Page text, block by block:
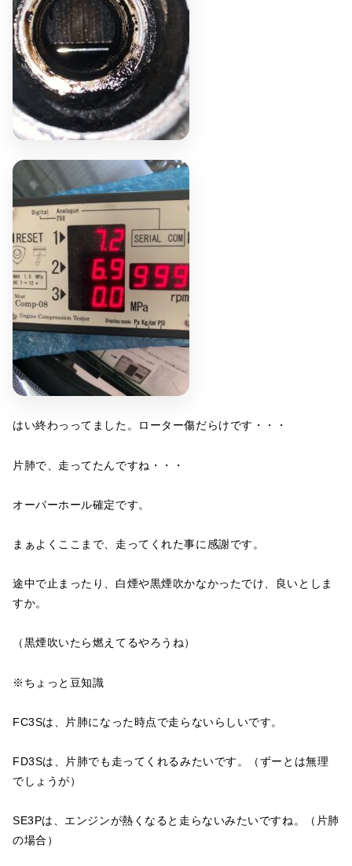
はい終わっってました。ローター傷だらけです・・・
片肺で、走ってたんですね・・・
オーバーホール確定です。
まぁよくここまで、走ってくれた事に感謝です。
途中で止まったり、白煙や黒煙吹かなかったでけ、良いとしま
すか。
（黒煙吹いたら燃えてるやろうね）
※ちょっと豆知識
FC3Sは、片肺になった時点で走らないらしいです。
FD3Sは、片肺でも走ってくれるみたいです。（ずーとは無理
でしょうが）
SE3Pは、エンジンが熱くなると走らないみたいですね。（片肺
の場合）